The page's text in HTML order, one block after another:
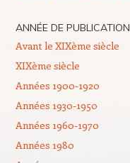
ANNÉE DE PUBLICATION
Avant le XIXème siècle
XIXème siècle
Années 1900-1920
Années 1930-1950
Années 1960-1970
Années 1980